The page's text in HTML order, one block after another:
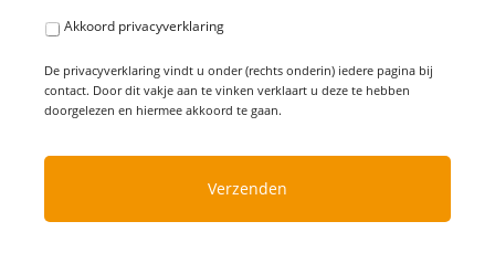
Akkoord privacyverklaring
De privacyverklaring vindt u onder (rechts onderin) iedere pagina bij
contact. Door dit vakje aan te vinken verklaart u deze te hebben
doorgelezen en hiermee akkoord te gaan.